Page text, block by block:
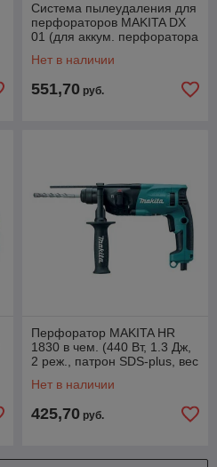
Система пылеудаления для
перфораторов MAKITA DX
01 (для аккум. перфоратора
Нет в наличии
551,70 руб.
Перфоратор MAKITA HR
1830 в чем. (440 Вт, 1.3 Дж,
2 реж., патрон SDS-plus, вес
Нет в наличии
425,70 руб.